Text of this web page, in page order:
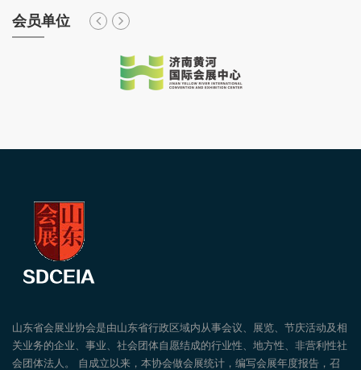
会员单位
山东省会展业协会是由山东省行政区域内从事会议、展览、节庆活动及相
关业务的企业、事业、社会团体自愿结成的行业性、地方性、非营利性社
会团体法人。 自成立以来，本协会做会展统计，编写会展年度报告，召